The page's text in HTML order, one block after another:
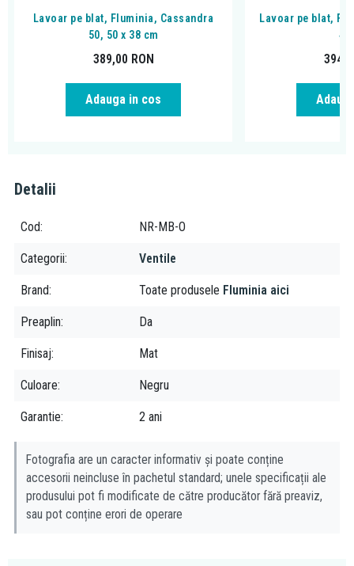
Lavoar pe blat, Fluminia, Cassandra
50, 50 x 38 cm
389,00 RON
Adauga in cos
Lavoar pe blat,
41
Detalii
Cod NR-MB-O
Categorii Ventile
Brand Toate produsele Fluminia aici
Preaplin Da
Finisaj Mat
Culoare Negru
Garantie 2 ani
Fotografia are un caracter informativ și poate conține
accesorii neincluse în pachetul standard; unele specificații ale
produsului pot fi modificate de către producător fără preaviz,
sau pot conține erori de operare